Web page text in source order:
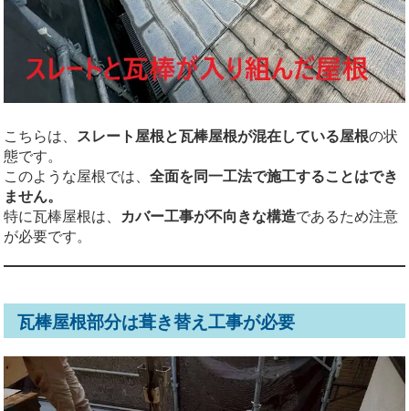
こちらは、 スレート屋根と瓦棒屋根が混在している屋根の状
態です。
このような屋根では、全面を同一工法で施工することはでき
ません。
特に瓦棒屋根は、 カバー工事が不向きな構造であるため注意
が必要です。
瓦棒屋根部分は葺き替え工事が必要